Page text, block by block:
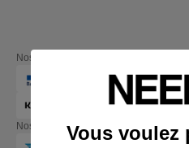
Nos partenaires financiers
Nos transporteursVous voulez